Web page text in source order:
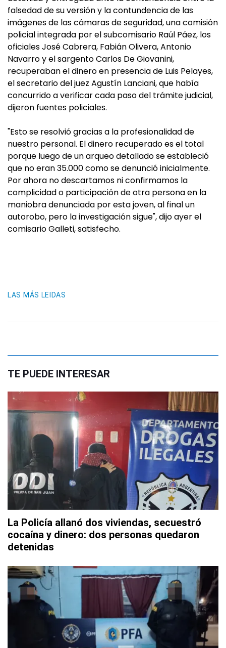
falsedad de su versión y la contundencia de las
imágenes de las cámaras de seguridad, una comisión
policial integrada por el subcomisario Raúl Páez, los
oficiales José Cabrera, Fabián Olivera, Antonio
Navarro y el sargento Carlos De Giovanini,
recuperaban el dinero en presencia de Luis Pelayes,
el secretario del juez Agustín Lanciani, que había
concurrido a verificar cada paso del trámite judicial,
dijeron fuentes policiales.
"Esto se resolvió gracias a la profesionalidad de
nuestro personal. El dinero recuperado es el total
porque luego de un arqueo detallado se estableció
que no eran 35.000 como se denunció inicialmente.
Por ahora no descartamos ni confirmamos la
complicidad o participación de otra persona en la
maniobra denunciada por esta joven, al final un
autorobo, pero la investigación sigue", dijo ayer el
comisario Galleti, satisfecho.
LAS MÁS LEIDAS
TE PUEDE INTERESAR
La Policía allanó dos viviendas, secuestró
cocaína y dinero: dos personas quedaron
detenidas